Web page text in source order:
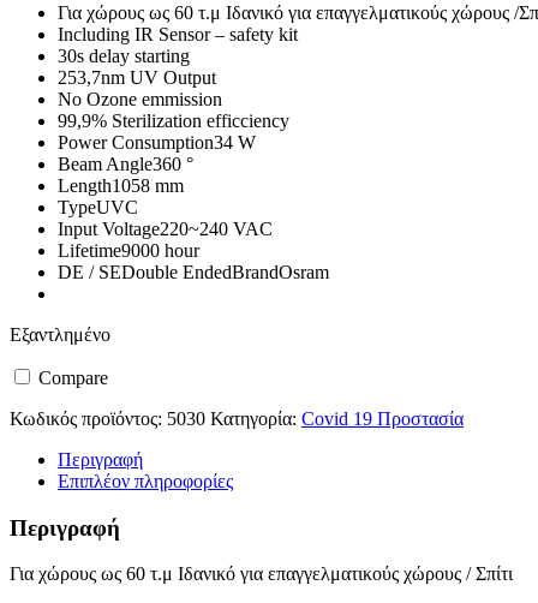
Για χώρους ως 60 τ.μ Ιδανικό για επαγγελματικούς χώρους /
Including IR Sensor – safety kit
30s delay starting
253,7nm UV Output
No Ozone emmission
99,9% Sterilization efficciency
Power Consumption34 W
Beam Angle360 °
Length1058 mm
TypeUVC
Input Voltage220~240 VAC
Lifetime9000 hour
DE / SEDouble EndedBrandOsram
Εξαντλημένο
Compare
Κωδικός προϊόντος: 5030 Κατηγορία: Covid 19 Προστασία
Περιγραφή
Επιπλέον πληροφορίες
Περιγραφή
Για χώρους ως 60 τ.μ Ιδανικό για επαγγελματικούς χώρους / Σπίτι